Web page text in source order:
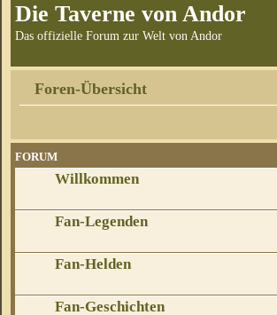
Die Taverne von Andor
Das offizielle Forum zur Welt von Andor
Foren-Übersicht
FORUM
Willkommen
Fan-Legenden
Fan-Helden
Fan-Geschichten